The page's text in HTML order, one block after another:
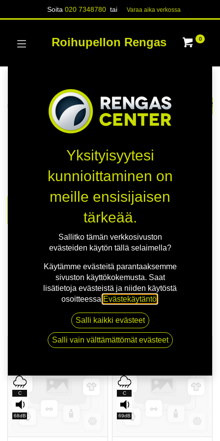
Soita020 7348780 tai Varaa aika verk​​​​ossa
Roihupellon Rengas 0
KESÄRENKAAT KITKARENKAAT
Renkaat
RENKAAT
Hae
HETI SAATAVILLA
C
68dB
C
69dB
Yksityisyytesi
kunnioittaminen on
meille ensisijaisen
tärkeää.
Sallitko tämän verkkosivuston
evästeiden käytön tällä selaimella?
Käytämme evästeitä parantaaksemme
sivuston käyttökokemusta. Saat
lisätietoja evästeistä ja niiden käytöstä
osoitteessa Evästekäytäntö
Salli kaikki evästeet
Salli vain välttämättömät evästeet